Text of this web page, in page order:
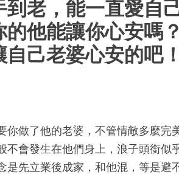
老，能一直愛自
他能讓你心安嗎
己老婆心安的吧！
你做了他的老婆，不管情敵多麼
不會發生在他們身上，浪子頭銜似
是先立業後成家，和他混，等是